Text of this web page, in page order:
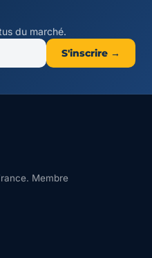
du marché.
S'inscrire →
Membre